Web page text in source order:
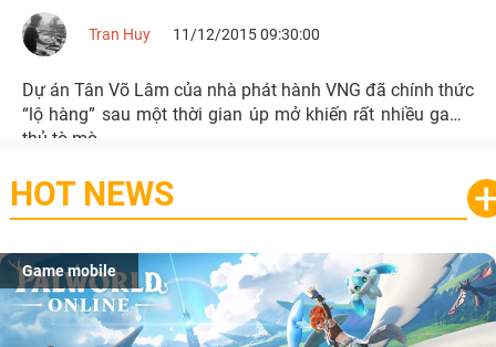
Tran Huy 11/12/2015 09:30:00
Dự án Tân Võ Lâm của nhà phát hành VNG đã chính thức
“lộ hàng” sau một thời gian úp mở khiến rất nhiều game
thủ tò mò.
HOT NEWS
Game mobile